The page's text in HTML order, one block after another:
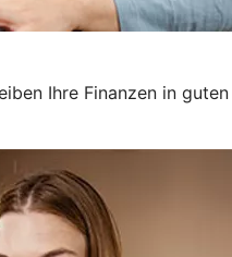
Ihre Finanzen in guten